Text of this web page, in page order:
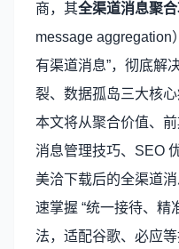
商，其全渠道消息聚
message aggregation
有渠道消息”，彻底解
裂、数据孤岛三大核心
本文将从聚合价值、
消息管理技巧、SEO
美洽下载后的全渠道
速掌握 “统一接待、精
法，适配谷歌、必应